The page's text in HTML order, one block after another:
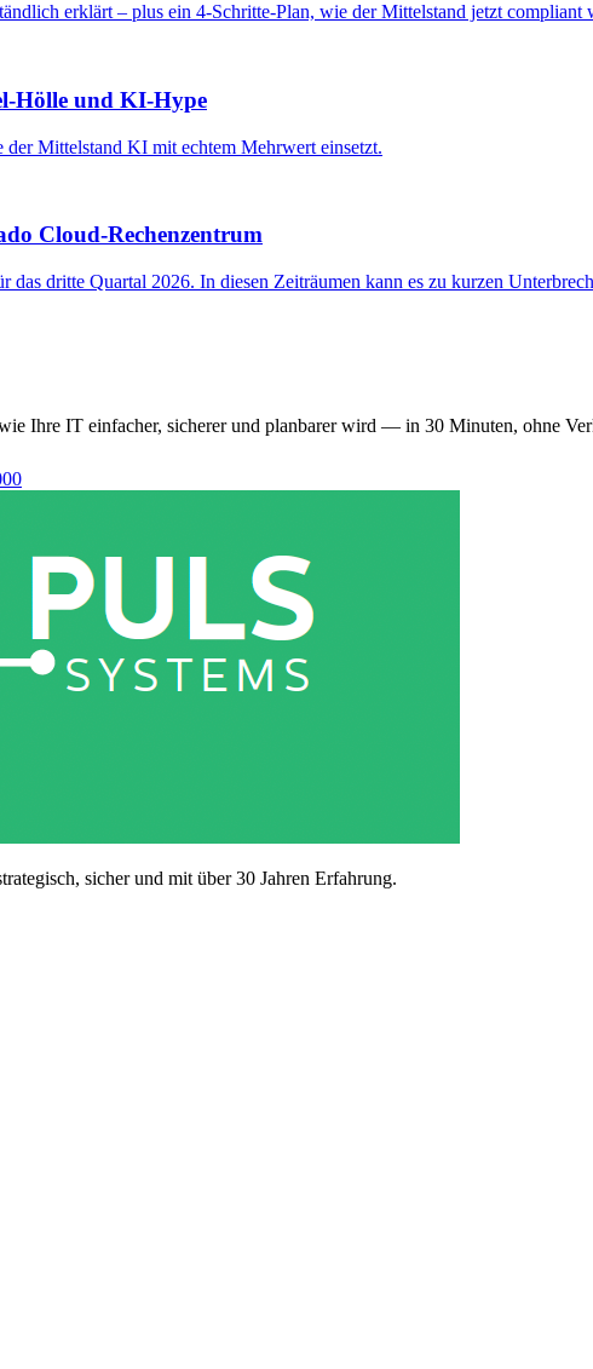
erklärt – plus ein 4-Schritte-Plan, wie der Mittelstand jetzt compliant
Hölle und KI-Hype
Mittelstand KI mit echtem Mehrwert einsetzt.
Cloud-Rechenzentrum
dritte Quartal 2026. In diesen Zeiträumen kann es zu kurzen
Ihre IT einfacher, sicherer und planbarer wird — in 30 Minuten, ohne
sicher und mit über 30 Jahren Erfahrung.